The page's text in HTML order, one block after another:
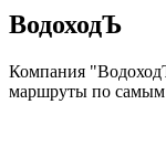
ВодоходЪ
Компания
маршруты по самым